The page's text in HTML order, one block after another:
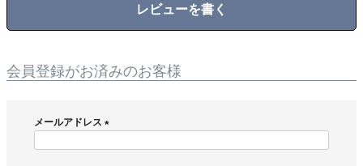
レビューを書く
会員登録がお済みのお客様
メールアドレス